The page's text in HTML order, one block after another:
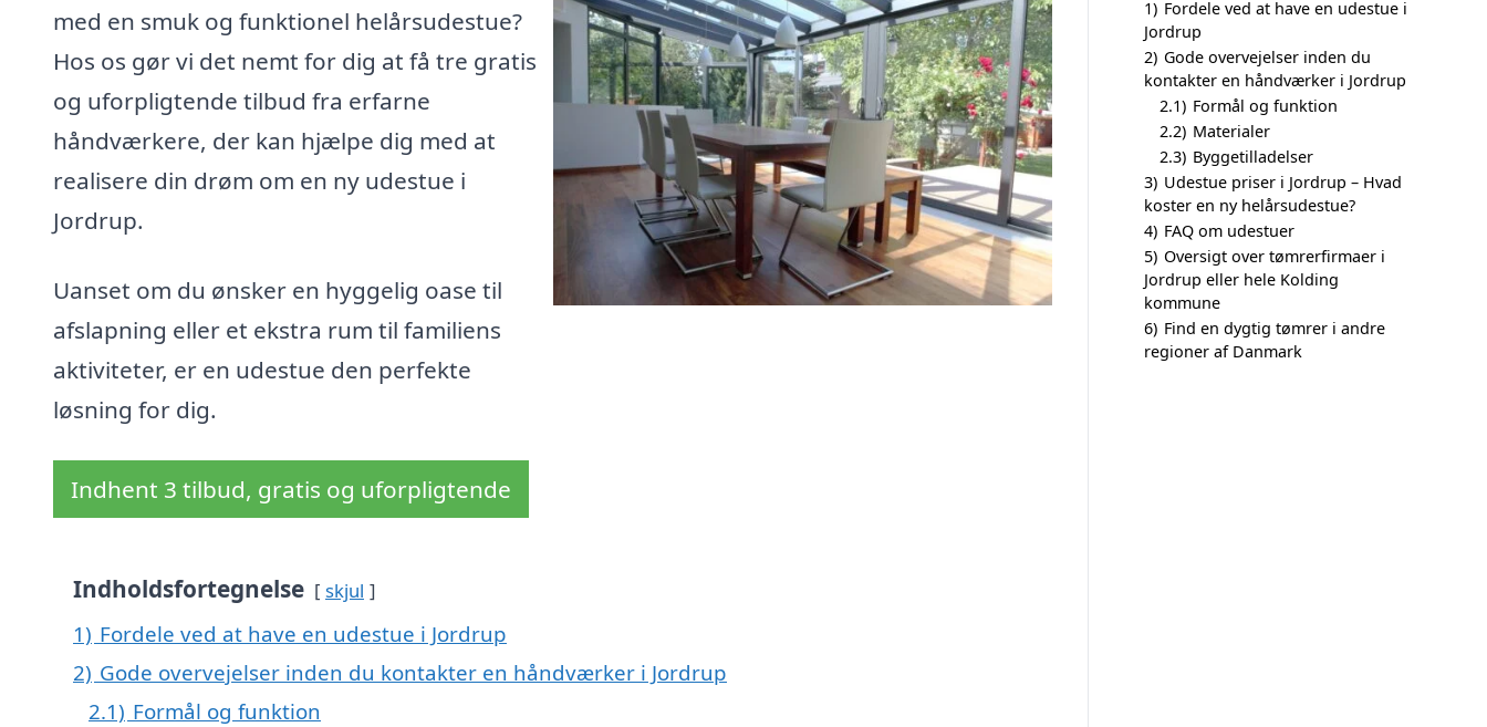
med en smuk og funktionel helårsudestue?
Hos os gør vi det nemt for dig at få tre gratis
og uforpligtende tilbud fra erfarne
håndværkere, der kan hjælpe dig med at
realisere din drøm om en ny udestue i
Jordrup.
Uanset om du ønsker en hyggelig oase til
afslapning eller et ekstra rum til familiens
aktiviteter, er en udestue den perfekte
løsning for dig.
Indhent 3 tilbud, gratis og uforpligtende
Indholdsfortegnelse skjul
1) Fordele ved at have en udestue i Jordrup
2) Gode overvejelser inden du kontakter en håndværker i Jordrup
2.1) Formål og funktion
1) Fordele ved at have en udestue i
Jordrup
2) Gode overvejelser inden du
kontakter en håndværker i Jordrup
2.1) Formål og funktion
2.2) Materialer
2.3) Byggetilladelser
3) Udestue priser i Jordrup – Hvad
koster en ny helårsudestue?
4) FAQ om udestuer
5) Oversigt over tømrerfirmaer i
Jordrup eller hele Kolding
kommune
6) Find en dygtig tømrer i andre
regioner af Danmark